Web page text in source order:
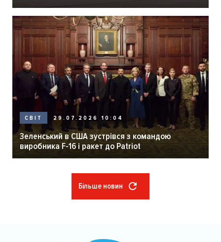
СВІТ 29.07.2026 10:04
Зеленський в США зустрівся з командою
виробника F-16 і ракет до Patriot
Більше новин